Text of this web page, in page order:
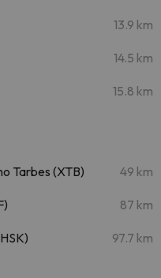
13.9 km
14.5 km
15.8 km
Tarbes (XTB) 49 km
87 km
97.7 km